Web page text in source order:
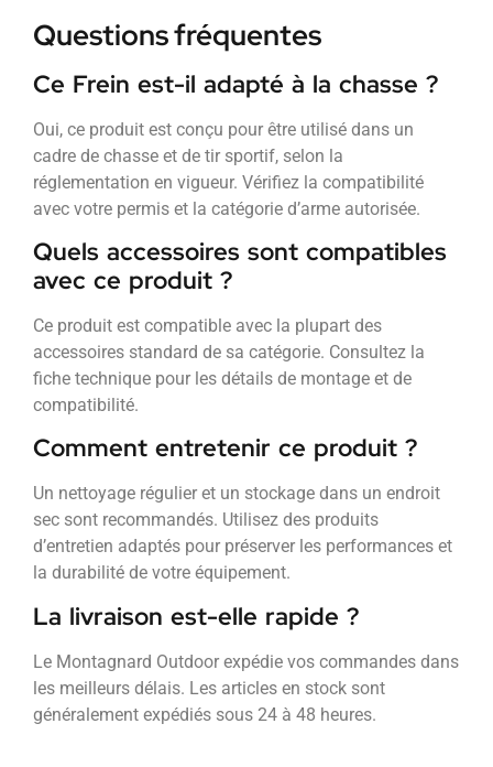
Questions fréquentes
Ce Frein est-il adapté à la chasse ?
Oui, ce produit est conçu pour être utilisé dans un
cadre de chasse et de tir sportif, selon la
réglementation en vigueur. Vérifiez la compatibilité
avec votre permis et la catégorie d’arme autorisée.
Quels accessoires sont compatibles
avec ce produit ?
Ce produit est compatible avec la plupart des
accessoires standard de sa catégorie. Consultez la
fiche technique pour les détails de montage et de
compatibilité.
Comment entretenir ce produit ?
Un nettoyage régulier et un stockage dans un endroit
sec sont recommandés. Utilisez des produits
d’entretien adaptés pour préserver les performances et
la durabilité de votre équipement.
La livraison est-elle rapide ?
Le Montagnard Outdoor expédie vos commandes dans
les meilleurs délais. Les articles en stock sont
généralement expédiés sous 24 à 48 heures.